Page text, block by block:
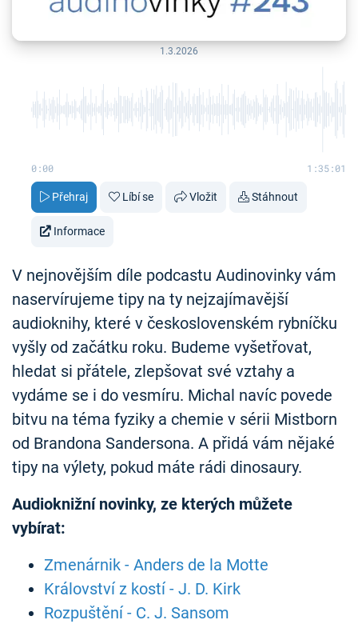
1.3.2026
0:00 1:35:01
Přehraj Líbí se Vložit Stáhnout
Informace
V nejnovějším díle podcastu Audinovinky vám
naservírujeme tipy na ty nejzajímavější
audioknihy, které v československém rybníčku
vyšly od začátku roku. Budeme vyšetřovat,
hledat si přátele, zlepšovat své vztahy a
vydáme se i do vesmíru. Michal navíc povede
bitvu na téma fyziky a chemie v sérii Mistborn
od Brandona Sandersona. A přidá vám nějaké
tipy na výlety, pokud máte rádi dinosaury.
Audioknižní novinky, ze kterých můžete
vybírat:
Zmenárnik - Anders de la Motte
Království z kostí - J. D. Kirk
Rozpuštění - C. J. Sansom